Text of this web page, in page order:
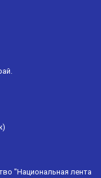
"Национальная лента